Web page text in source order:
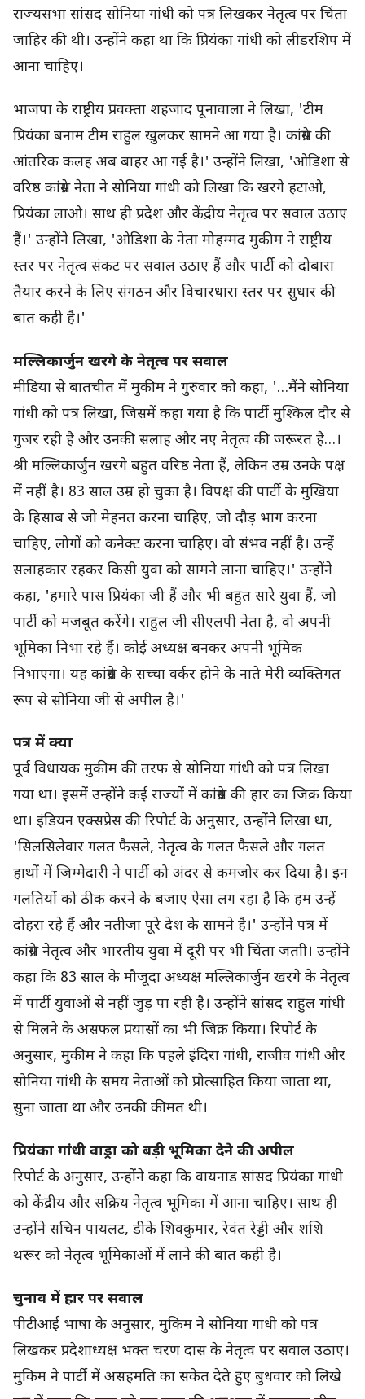
राज्यसभा सांसद सोनिया गांधी को पत्र लिखकर नेतृत्व पर चिंता
जाहिर की थी। उन्होंने कहा था कि प्रियंका गांधी को लीडरशिप में
आना चाहिए।
भाजपा के राष्ट्रीय प्रवक्ता शहजाद पूनावाला ने लिखा, 'टीम
प्रियंका बनाम टीम राहुल खुलकर सामने आ गया है। कांग्रेस की
आंतरिक कलह अब बाहर आ गई है।' उन्होंने लिखा, 'ओडिशा से
वरिष्ठ कांग्रेस नेता ने सोनिया गांधी को लिखा कि खरगे हटाओ,
प्रियंका लाओ। साथ ही प्रदेश और केंद्रीय नेतृत्व पर सवाल उठाए
हैं।' उन्होंने लिखा, 'ओडिशा के नेता मोहम्मद मुकीम ने राष्ट्रीय
स्तर पर नेतृत्व संकट पर सवाल उठाए हैं और पार्टी को दोबारा
तैयार करने के लिए संगठन और विचारधारा स्तर पर सुधार की
बात कही है।'
मल्लिकार्जुन खरगे के नेतृत्व पर सवाल
मीडिया से बातचीत में मुकीम ने गुरुवार को कहा, '…मैंने सोनिया
गांधी को पत्र लिखा, जिसमें कहा गया है कि पार्टी मुश्किल दौर से
गुजर रही है और उनकी सलाह और नए नेतृत्व की जरूरत है…।
श्री मल्लिकार्जुन खरगे बहुत वरिष्ठ नेता हैं, लेकिन उम्र उनके पक्ष
में नहीं है। 83 साल उम्र हो चुका है। विपक्ष की पार्टी के मुखिया
के हिसाब से जो मेहनत करना चाहिए, जो दौड़ भाग करना
चाहिए, लोगों को कनेक्ट करना चाहिए। वो संभव नहीं है। उन्हें
सलाहकार रहकर किसी युवा को सामने लाना चाहिए।' उन्होंने
कहा, 'हमारे पास प्रियंका जी हैं और भी बहुत सारे युवा हैं, जो
पार्टी को मजबूत करेंगे। राहुल जी सीएलपी नेता है, वो अपनी
भूमिका निभा रहे हैं। कोई अध्यक्ष बनकर अपनी भूमिक
निभाएगा। यह कांग्रेस के सच्चा वर्कर होने के नाते मेरी व्यक्तिगत
रूप से सोनिया जी से अपील है।'
पत्र में क्या
पूर्व विधायक मुकीम की तरफ से सोनिया गांधी को पत्र लिखा
गया था। इसमें उन्होंने कई राज्यों में कांग्रेस की हार का जिक्र किया
था। इंडियन एक्सप्रेस की रिपोर्ट के अनुसार, उन्होंने लिखा था,
'सिलसिलेवार गलत फैसले, नेतृत्व के गलत फैसले और गलत
हाथों में जिम्मेदारी ने पार्टी को अंदर से कमजोर कर दिया है। इन
गलतियों को ठीक करने के बजाए ऐसा लग रहा है कि हम उन्हें
दोहरा रहे हैं और नतीजा पूरे देश के सामने है।' उन्होंने पत्र में
कांग्रेस नेतृत्व और भारतीय युवा में दूरी पर भी चिंता जताी। उन्होंने
कहा कि 83 साल के मौजूदा अध्यक्ष मल्लिकार्जुन खरगे के नेतृत्व
में पार्टी युवाओं से नहीं जुड़ पा रही है। उन्होंने सांसद राहुल गांधी
से मिलने के असफल प्रयासों का भी जिक्र किया। रिपोर्ट के
अनुसार, मुकीम ने कहा कि पहले इंदिरा गांधी, राजीव गांधी और
सोनिया गांधी के समय नेताओं को प्रोत्साहित किया जाता था,
सुना जाता था और उनकी कीमत थी।
प्रियंका गांधी वाड्रा को बड़ी भूमिका देने की अपील
रिपोर्ट के अनुसार, उन्होंने कहा कि वायनाड सांसद प्रियंका गांधी
को केंद्रीय और सक्रिय नेतृत्व भूमिका में आना चाहिए। साथ ही
उन्होंने सचिन पायलट, डीके शिवकुमार, रेवंत रेड्डी और शशि
थरूर को नेतृत्व भूमिकाओं में लाने की बात कही है।
चुनाव में हार पर सवाल
पीटीआई भाषा के अनुसार, मुकिम ने सोनिया गांधी को पत्र
लिखकर प्रदेशाध्यक्ष भक्त चरण दास के नेतृत्व पर सवाल उठाए।
मुकिम ने पार्टी में असहमति का संकेत देते हुए बुधवार को लिखे